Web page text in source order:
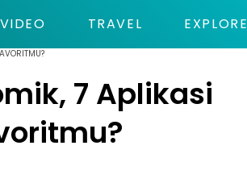
VIDEO TRAVEL EXPLORE
7 Aplikasi